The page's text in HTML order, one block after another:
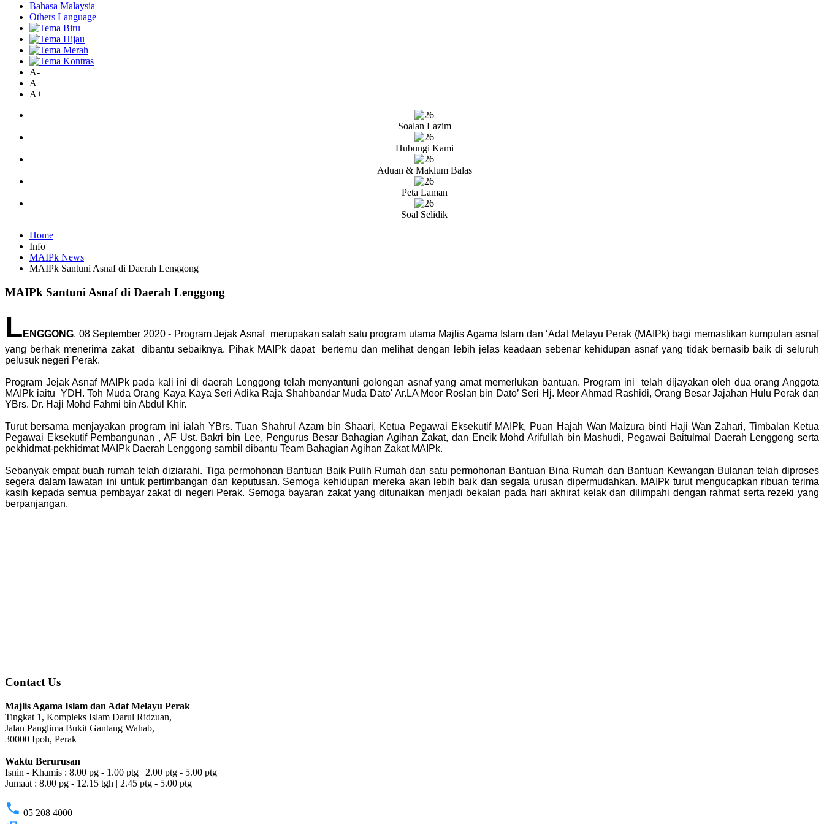
Bahasa Malaysia
Others Language
A-
A
A+
Soalan Lazim
Hubungi Kami
Aduan & Maklum Balas
Peta Laman
Soal Selidik
Home
Info
MAIPk News
MAIPk Santuni Asnaf di Daerah Lenggong
MAIPk Santuni Asnaf di Daerah Lenggong
L ENGGONG, 08 September 2020 - Program Jejak Asnaf merupakan salah satu program utama Majlis Agama Islam dan ‘Adat Melayu Perak (MAIPk) bagi memastikan kumpulan asnaf
yang berhak menerima zakat dibantu sebaiknya. Pihak MAIPk dapat bertemu dan melihat dengan lebih jelas keadaan sebenar kehidupan asnaf yang tidak bernasib baik di seluruh
pelusuk negeri Perak.
Program Jejak Asnaf MAIPk pada kali ini di daerah Lenggong telah menyantuni golongan asnaf yang amat memerlukan bantuan. Program ini telah dijayakan oleh dua orang Anggota
MAIPk iaitu YDH. Toh Muda Orang Kaya Kaya Seri Adika Raja Shahbandar Muda Dato' Ar.LA Meor Roslan bin Dato’ Seri Hj. Meor Ahmad Rashidi, Orang Besar Jajahan Hulu Perak dan
YBrs. Dr. Haji Mohd Fahmi bin Abdul Khir.
Turut bersama menjayakan program ini ialah YBrs. Tuan Shahrul Azam bin Shaari, Ketua Pegawai Eksekutif MAIPk, Puan Hajah Wan Maizura binti Haji Wan Zahari, Timbalan Ketua
Pegawai Eksekutif Pembangunan , AF Ust. Bakri bin Lee, Pengurus Besar Bahagian Agihan Zakat, dan Encik Mohd Arifullah bin Mashudi, Pegawai Baitulmal Daerah Lenggong serta
pekhidmat-pekhidmat MAIPk Daerah Lenggong sambil dibantu Team Bahagian Agihan Zakat MAIPk.
Sebanyak empat buah rumah telah diziarahi. Tiga permohonan Bantuan Baik Pulih Rumah dan satu permohonan Bantuan Bina Rumah dan Bantuan Kewangan Bulanan telah diproses
segera dalam lawatan ini untuk pertimbangan dan keputusan. Semoga kehidupan mereka akan lebih baik dan segala urusan dipermudahkan. MAIPk turut mengucapkan ribuan terima
kasih kepada semua pembayar zakat di negeri Perak. Semoga bayaran zakat yang ditunaikan menjadi bekalan pada hari akhirat kelak dan dilimpahi dengan rahmat serta rezeki yang
berpanjangan.
Contact Us
Majlis Agama Islam dan Adat Melayu Perak
Tingkat 1, Kompleks Islam Darul Ridzuan,
Jalan Panglima Bukit Gantang Wahab,
30000 Ipoh, Perak
Waktu Berurusan
Isnin - Khamis : 8.00 pg - 1.00 ptg | 2.00 ptg - 5.00 ptg
Jumaat : 8.00 pg - 12.15 tgh | 2.45 ptg - 5.00 ptg
phone 05 208 4000